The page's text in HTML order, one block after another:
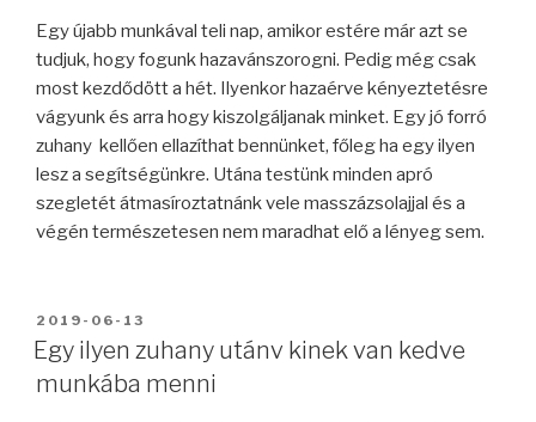
Egy újabb munkával teli nap, amikor estére már azt se
tudjuk, hogy fogunk hazavánszorogni. Pedig még csak
most kezdődött a hét. Ilyenkor hazaérve kényeztetésre
vágyunk és arra hogy kiszolgáljanak minket. Egy jó forró
zuhany kellően ellazíthat bennünket, főleg ha egy ilyen
lesz a segítségünkre. Utána testünk minden apró
szegletét átmasíroztatnánk vele masszázsolajjal és a
végén természetesen nem maradhat elő a lényeg sem.
BEKÜLDVE:
2019-06-13
Egy ilyen zuhany utánv kinek van kedve
munkába menni